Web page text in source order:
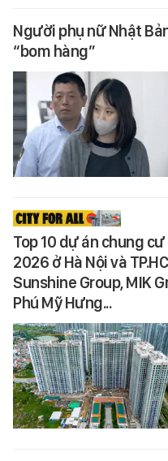
Người phụ nữ Nhật
“bom hàng”
Top 10 dự án chung
2026 ở Hà Nội và
Sunshine Group, MIK
Phú Mỹ Hưng...